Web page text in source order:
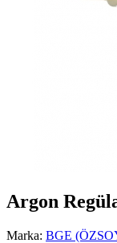
Argon
Marka: BGE